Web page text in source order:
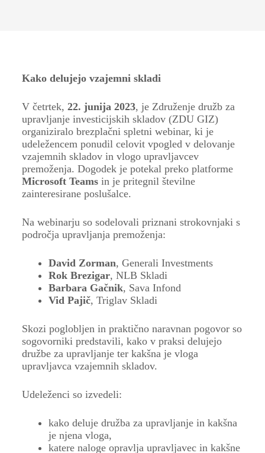
Kako delujejo vzajemni skladi
V četrtek, 22. junija 2023, je Združenje družb za
upravljanje investicijskih skladov (ZDU GIZ)
organiziralo brezplačni spletni webinar, ki je
udeležencem ponudil celovit vpogled v delovanje
vzajemnih skladov in vlogo upravljavcev
premoženja. Dogodek je potekal preko platforme
Microsoft Teamsin je pritegnil številne
zainteresirane poslušalce.
Na webinarju so sodelovali priznani strokovnjaki s
področja upravljanja premoženja:
David Zorman, Generali Investments
Rok Brezigar, NLB Skladi
Barbara Gačnik, Sava Infond
Vid Pajič, Triglav Skladi
Skozi poglobljen in praktično naravnan pogovor so
sogovorniki predstavili, kako v praksi delujejo
družbe za upravljanje ter kakšna je vloga
upravljavca vzajemnih skladov.
Udeleženci so izvedeli:
kako deluje družba za upravljanje in kakšna
je njena vloga,
katere naloge opravlja upravljavec in kakšne